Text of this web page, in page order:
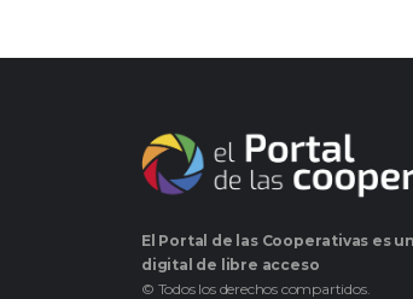
El Portal de las Cooperativas es
digital de libre acceso
© Todos los derechos compartidos.